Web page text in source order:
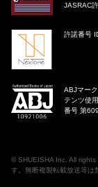
JASRAC
許諾番号
ABJマー
テンツ使
番号 第
© SHUEISHA Inc. All
す。無断複製転載放送等は